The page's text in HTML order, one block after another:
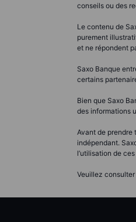
conseils ou des
Le contenu de
purement
et ne répondent
Saxo Banque
certains
Bien que Saxo
des informations
Avant de
indépendant.
l’utilisation de
Veuillez